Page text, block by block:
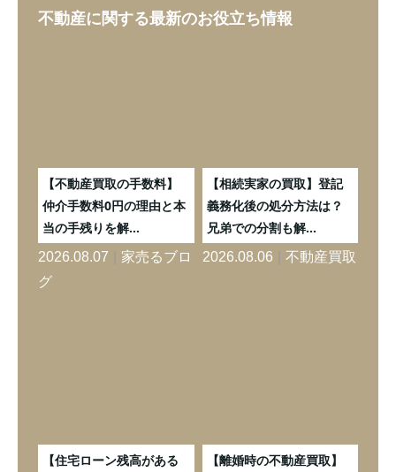
不動産に関する最新のお役立ち情報
【不動産買取の手数料】
仲介手数料0円の理由と本
当の手残りを解...
2026.08.07
家売るブロ
グ
【相続実家の買取】登記
義務化後の処分方法は？
兄弟での分割も解...
2026.08.06 不動産買取
【住宅ローン残高がある
【離婚時の不動産買取】